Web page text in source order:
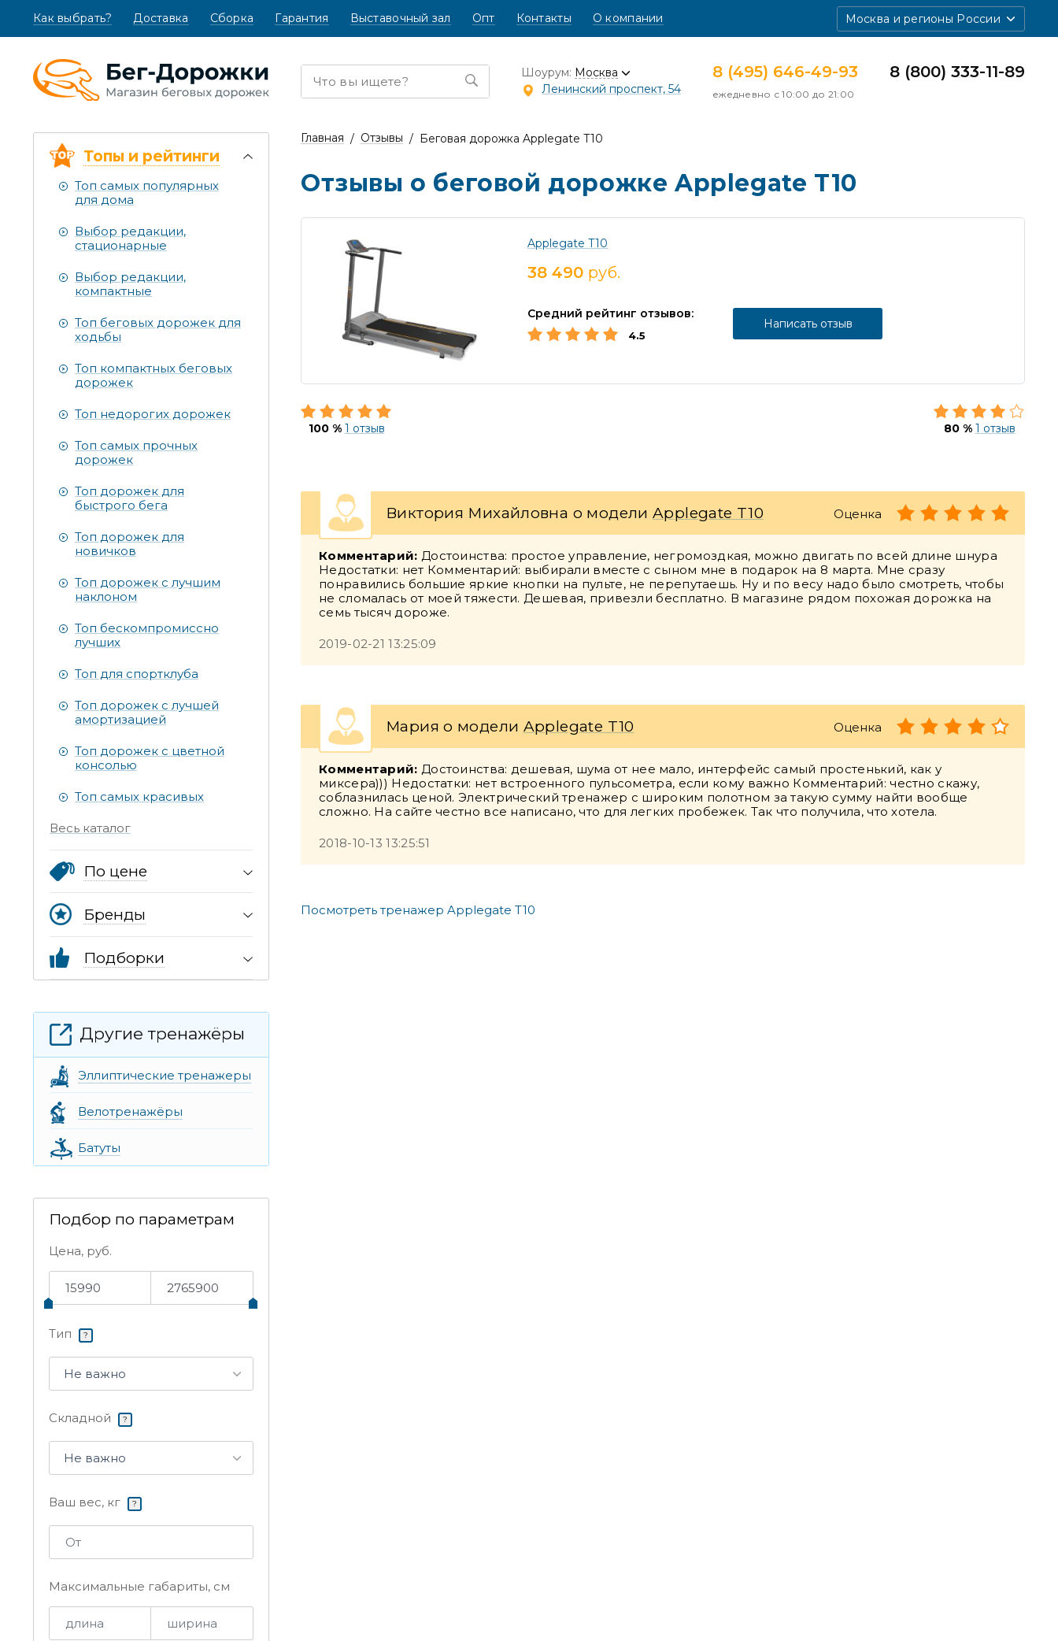
Как выбрать? (текущая)
Доставка Сборка Гарантия Выставочный зал Опт Контакты О компании Москва и регионы России
Шоурум: Москва
Ленинский проспект, 54
8 (495) 646-49-93
ежедневно с 10:00 до 21:00
8 (800) 333-11-89
Топы и рейтинги
Топ самых популярных
для дома
Выбор редакции,
стационарные
Выбор редакции,
компактные
Топ беговых дорожек для
ходьбы
Топ компактных беговых
дорожек
Топ недорогих дорожек
Топ самых прочных
дорожек
Топ дорожек для
быстрого бега
Топ дорожек для
новичков
Топ дорожек с лучшим
наклоном
Топ бескомпромиссно
лучших
Топ для спортклуба
Топ дорожек с лучшей
амортизацией
Топ дорожек с цветной
консолью
Топ самых красивых
Весь каталог
По цене
Бренды
Подборки
Другие тренажёры
Эллиптические тренажеры
Велотренажёры
Батуты
Подбор по параметрам
Цена, руб.
Тип ?
Не важно
Складной ?
Не важно
Ваш вес, кг ?
Максимальные габариты, см
Главная Отзывы Беговая дорожка Applegate T10
Отзывы о беговой дорожке Applegate T10
Applegate T10
38 490 руб.
Средний рейтинг отзывов:
4.5
Написать отзыв
100 % 1 отзыв 80 % 1 отзыв
Виктория Михайловна о модели Applegate T10 Оценка
Комментарий: Достоинства: простое управление, негромоздкая, можно двигать по всей длине шнура
Недостатки: нет Комментарий: выбирали вместе с сыном мне в подарок на 8 марта. Мне сразу
понравились большие яркие кнопки на пульте, не перепутаешь. Ну и по весу надо было смотреть, чтобы
не сломалась от моей тяжести. Дешевая, привезли бесплатно. В магазине рядом похожая дорожка на
семь тысяч дороже.
2019-02-21 13:25:09
Мария о модели Applegate T10 Оценка
Комментарий: Достоинства: дешевая, шума от нее мало, интерфейс самый простенький, как у
миксера))) Недостатки: нет встроенного пульсометра, если кому важно Комментарий: честно скажу,
соблазнилась ценой. Электрический тренажер с широким полотном за такую сумму найти вообще
сложно. На сайте честно все написано, что для легких пробежек. Так что получила, что хотела.
2018-10-13 13:25:51
Посмотреть тренажер Applegate T10